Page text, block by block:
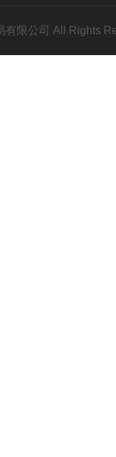
有限公司 All Rights